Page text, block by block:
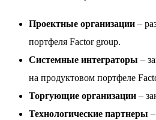
Проектные организации –
портфеля Factor group.
Системные интеграторы –
на продуктовом портфеле
Торгующие организации –
Технологические партнеры